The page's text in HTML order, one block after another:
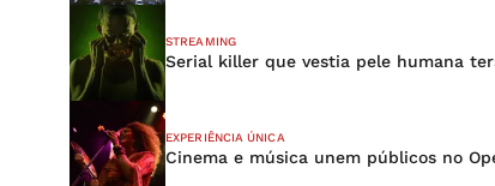
STREAMING
Serial killer que vestia pele humana
EXPERIÊNCIA ÚNICA
Cinema e música unem públicos no